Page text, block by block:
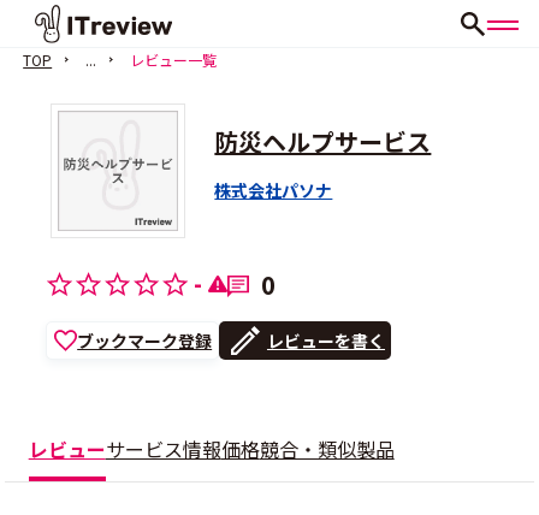
TOP ... レビュー一覧
防災ヘルプサービス
株式会社パソナ
- 0
ブックマーク登録 レビューを書く
レビューサービス情報価格競合・類似製品